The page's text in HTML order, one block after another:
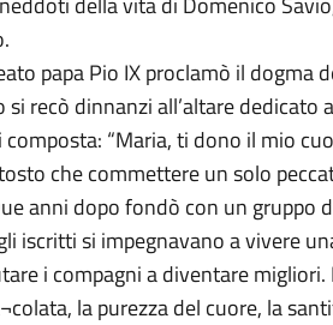
papa Pio IX proclamò il dogma
recò dinnanzi all’altare dedicato
“Maria, ti dono il mio
che commettere un solo
anni dopo fondò con un gruppo
iscritti si impegnavano a vivere
i compagni a diventare migliori.
la purezza del cuore, la